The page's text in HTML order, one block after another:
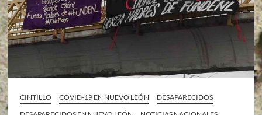
CINTILLO COVID-19 EN NUEVO LEÓN
DESAPARECIDOS